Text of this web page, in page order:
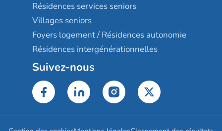
Résidences services seniors
Villages seniors
Foyers logement / Résidences autonomie
Résidences intergénérationnelles
Suivez-nous